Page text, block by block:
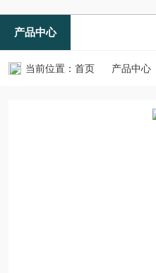
产品中心
当前位置： 首页 产品中心